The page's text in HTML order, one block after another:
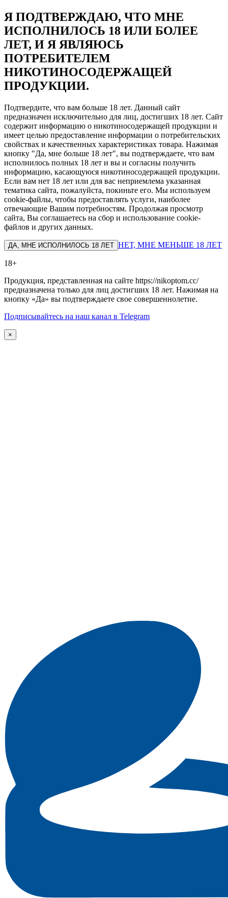
Я ПОДТВЕРЖДАЮ, ЧТО МНЕ
ИСПОЛНИЛОСЬ 18 ИЛИ БОЛЕЕ
ЛЕТ, И Я ЯВЛЯЮСЬ
ПОТРЕБИТЕЛЕМ
НИКОТИНОСОДЕРЖАЩЕЙ
ПРОДУКЦИИ.
Подтвердите, что вам больше 18 лет. Данный сайт
предназначен исключительно для лиц, достигших 18 лет. Сайт
содержит информацию о никотиносодержащей продукции и
имеет целью предоставление информации о потребительских
свойствах и качественных характеристиках товара. Нажимая
кнопку "Да, мне больше 18 лет", вы подтверждаете, что вам
исполнилось полных 18 лет и вы и согласны получить
информацию, касающуюся никотиносодержащей продукции.
Если вам нет 18 лет или для вас неприемлема указанная
тематика сайта, пожалуйста, покиньте его. Мы используем
cookie-файлы, чтобы предоставлять услуги, наиболее
отвечающие Вашим потребностям. Продолжая просмотр
сайта, Вы соглашаетесь на сбор и использование cookie-
файлов и других данных.
ДА, МНЕ ИСПОЛНИЛОСЬ 18 ЛЕТ НЕТ, МНЕ МЕНЬШЕ 18 ЛЕТ
18+
Продукция, представленная на сайте https://nikoptom.cc/
предназначена только для лиц достигших 18 лет. Нажимая на
кнопку «Да» вы подтверждаете свое совершеннолетие.
Подписывайтесь на наш канал в Telegram
×